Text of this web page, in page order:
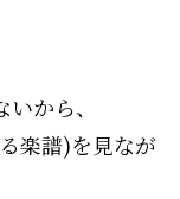
から、
楽譜)を見なが